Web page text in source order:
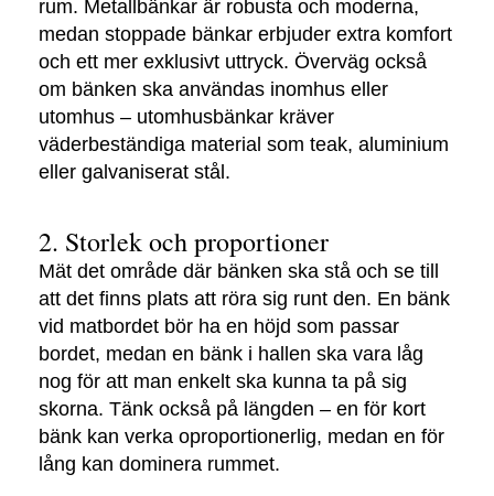
rum. Metallbänkar är robusta och moderna,
medan stoppade bänkar erbjuder extra komfort
och ett mer exklusivt uttryck. Överväg också
om bänken ska användas inomhus eller
utomhus – utomhusbänkar kräver
väderbeständiga material som teak, aluminium
eller galvaniserat stål.
2. Storlek och proportioner
Mät det område där bänken ska stå och se till
att det finns plats att röra sig runt den. En bänk
vid matbordet bör ha en höjd som passar
bordet, medan en bänk i hallen ska vara låg
nog för att man enkelt ska kunna ta på sig
skorna. Tänk också på längden – en för kort
bänk kan verka oproportionerlig, medan en för
lång kan dominera rummet.